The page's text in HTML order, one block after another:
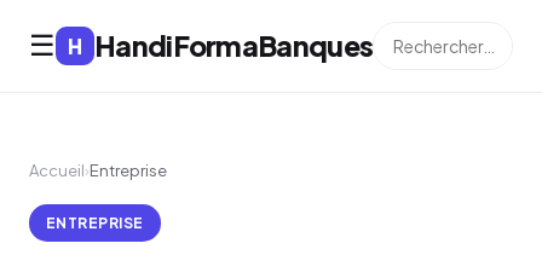
☰ H HandiFormaBanques
Accueil›Entreprise
ENTREPRISE